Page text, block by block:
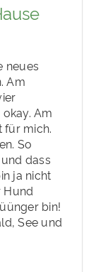
neues
Am
Am
für mich.
So
dass
ja nicht
Hund
bin!
See und